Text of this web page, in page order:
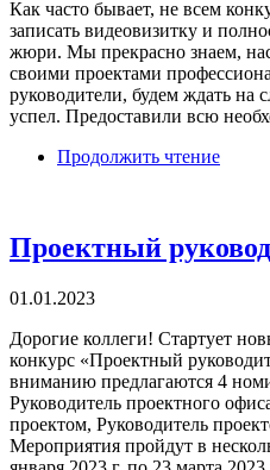
Как часто бывает, не всем
записать видеовизитку и
жюри. Мы прекрасно знаем,
своими проектами
руководители, будем ждать на
успел. Предоставили всю
Продолжить чтение
Проектный
01.01.2023
Дорогие коллеги! Стартует
конкурс «Проектный
вниманию предлагаются 4
Руководитель проектного
проектом, Руководитель
Мероприятия пройдут в